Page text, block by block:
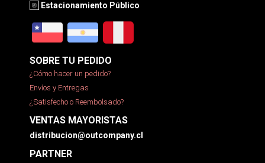
Estacionamiento Público
SOBRE TU PEDIDO
¿Cómo hacer un pedido?
Envíos y Entregas
¿Satisfecho o Reembolsado?
VENTAS MAYORISTAS
distribucion@outcompany.cl
PARTNER